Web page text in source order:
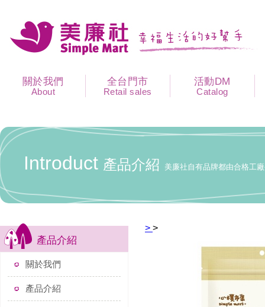
關於我們
About
全台門市
Retail sales
活動DM
Catalog
Introduct 產品介紹 美廉社自有品牌都由合格工
產品介紹
關於我們
產品介紹
> >